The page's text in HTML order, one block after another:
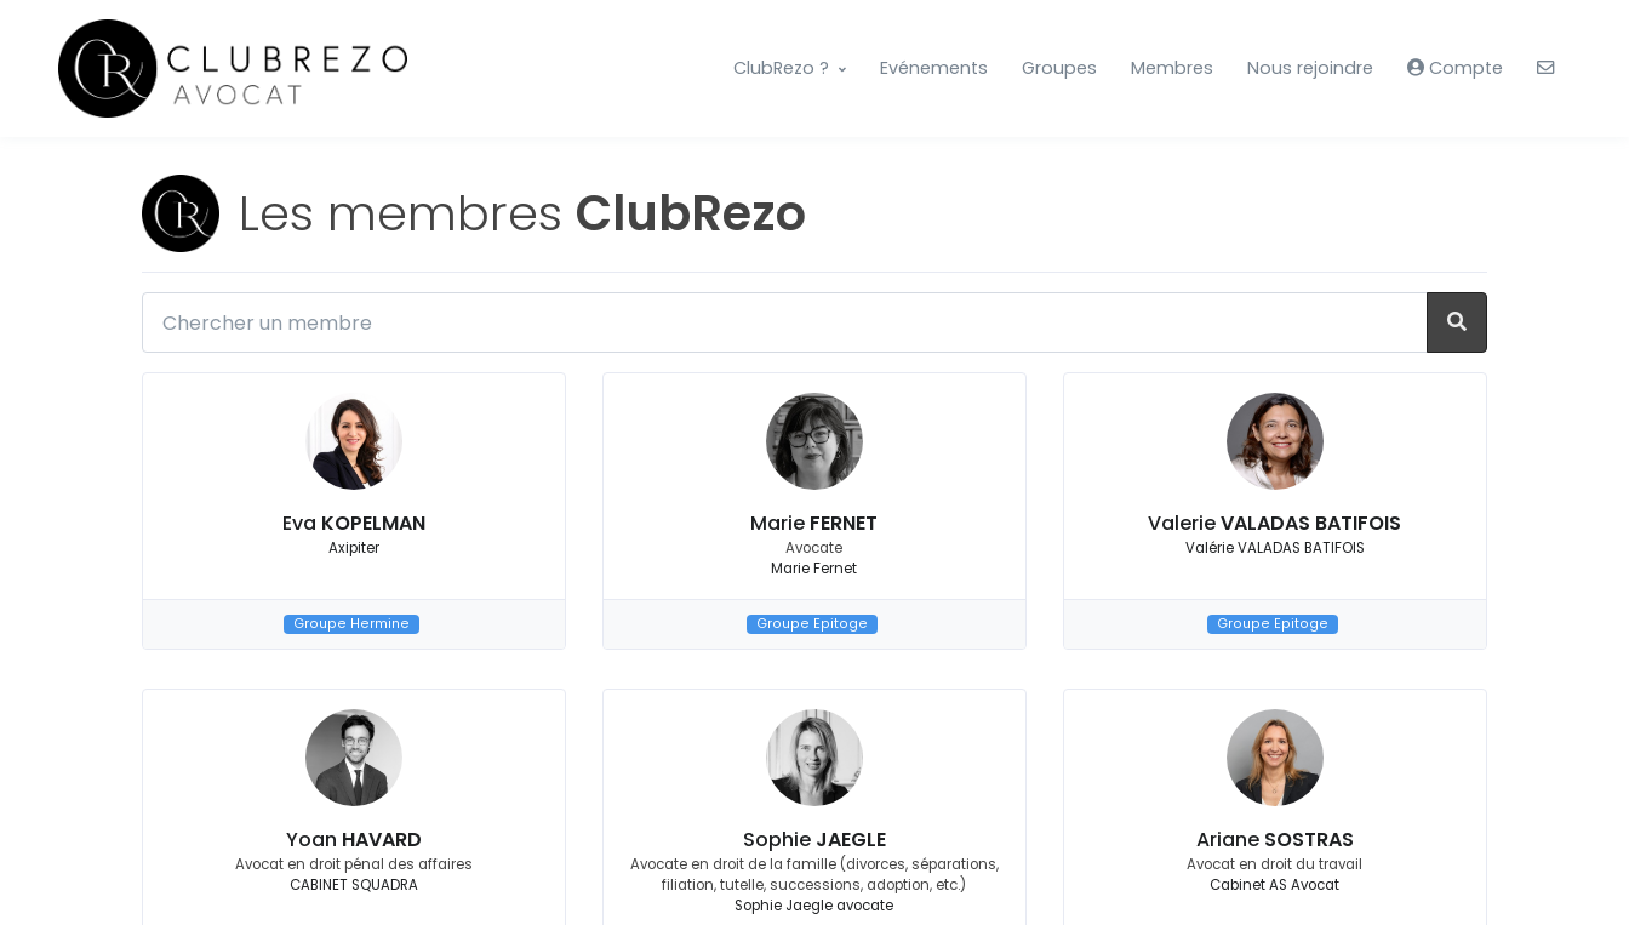
ClubRezo ? Evénements Groupes Membres Nous rejoindre Compte
Les membres ClubRezo
Eva KOPELMAN
Axipiter
Groupe Hermine
Marie FERNET
Avocate
Marie Fernet
Groupe Epitoge
ValerieVALADAS BATIFOIS
Valérie VALADAS BATIFOIS
Groupe Epitoge
Yoan HAVARD
Avocat en droit pénal des affaires
CABINET SQUADRA
Sophie JAEGLE
Avocate en droit de la famille (divorces, séparations,
filiation, tutelle, successions, adoption, etc.)
Sophie Jaegle avocate
Ariane SOSTRAS
Avocat en droit du travail
Cabinet AS Avocat